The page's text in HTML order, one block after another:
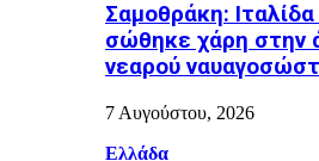
Σαμοθράκη:
σώθηκε χάρη στην
νεαρού
7 Αυγούστου, 2026
Ελλάδα